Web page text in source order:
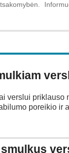
verslui priklauso
poreikio ir